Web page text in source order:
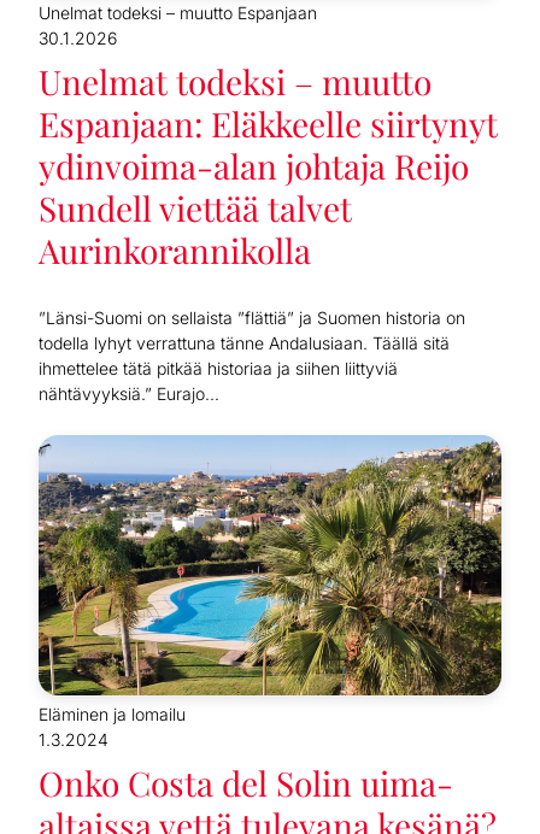
Unelmat todeksi – muutto Espanjaan
30.1.2026
Unelmat todeksi – muutto
Espanjaan: Eläkkeelle siirtynyt
ydinvoima-alan johtaja Reijo
Sundell viettää talvet
Aurinkorannikolla
”Länsi-Suomi on sellaista ”flättiä” ja Suomen historia on
todella lyhyt verrattuna tänne Andalusiaan. Täällä sitä
ihmettelee tätä pitkää historiaa ja siihen liittyviä
nähtävyyksiä.” Eurajo...
Eläminen ja lomailu
1.3.2024
Onko Costa del Solin uima-
altaissa vettä tulevana kesänä?